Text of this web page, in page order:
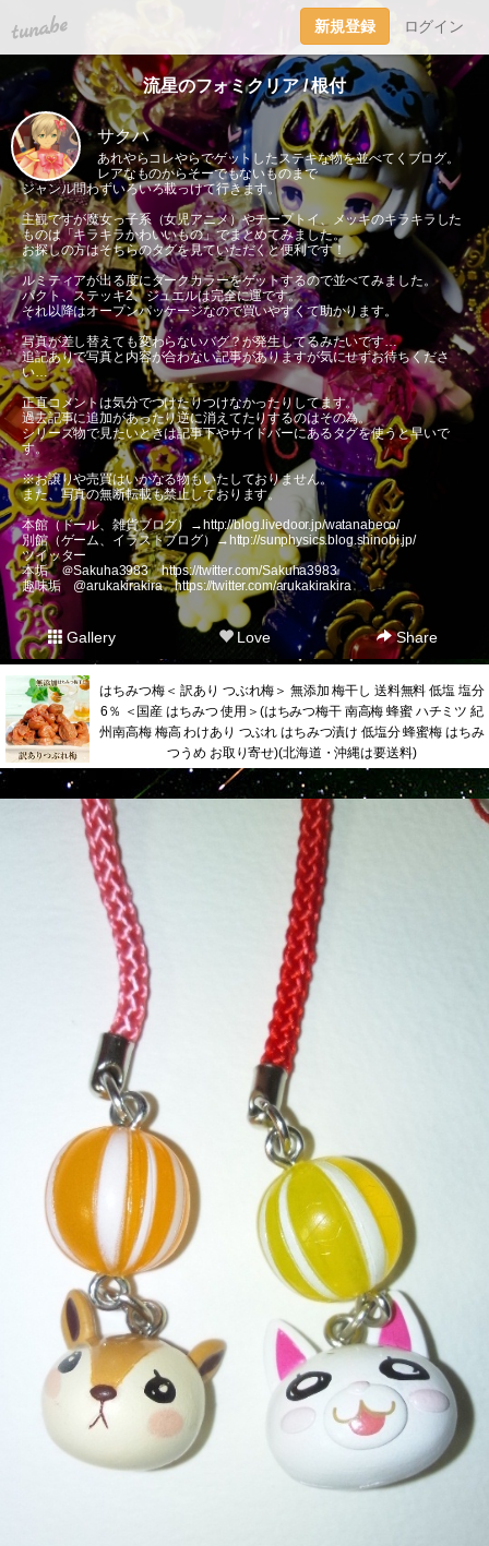
tuna.be 新規登録 ログイン
流星のフォミクリア / 根付
サクハ
あれやらコレやらでゲットしたステキな物を並べてくブログ。
レアなものからそーでもないものまで
ジャンル問わずいろいろ載っけて行きます。
主観ですが魔女っ子系（女児アニメ）やチープトイ、メッキのキラキラした
ものは「キラキラかわいいもの」でまとめてみました。
お探しの方はそちらのタグを見ていただくと便利です！
ルミティアが出る度にダークカラーをゲットするので並べてみました。
パクト、ステッキ2、ジュエルは完全に運です。
それ以降はオープンパッケージなので買いやすくて助かります。
写真が差し替えても変わらないバグ？が発生してるみたいです…
追記ありで写真と内容が合わない記事がありますが気にせずお待ちくださ
い…
正直コメントは気分でつけたりつけなかったりしてます。
過去記事に追加があったり逆に消えてたりするのはその為。
シリーズ物で見たいときは記事下やサイドバーにあるタグを使うと早いで
す。
※お譲りや売買はいかなる物もいたしておりません。
また、写真の無断転載も禁止しております。
本館（ドール、雑貨ブログ）→ http://blog.livedoor.jp/watanabeco/
別館（ゲーム、イラストブログ）→ http://sunphysics.blog.shinobi.jp/
ツイッター
本垢 ＠Sakuha3983https://twitter.com/Sakuha3983
趣味垢 @arukakirakirahttps://twitter.com/arukakirakira
Gallery Love Share
はちみつ梅＜ 訳あり つぶれ梅＞ 無添加 梅干し 送料無料 低塩 塩分
6％ ＜国産 はちみつ 使用＞(はちみつ梅干 南高梅 蜂蜜 ハチミツ 紀
州南高梅 梅高 わけあり つぶれ はちみつ漬け 低塩分 蜂蜜梅 はちみ
つうめ お取り寄せ)(北海道・沖縄は要送料)